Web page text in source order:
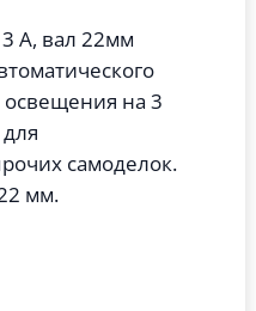
А, вал 22мм
на 3
самоделок.
мм.